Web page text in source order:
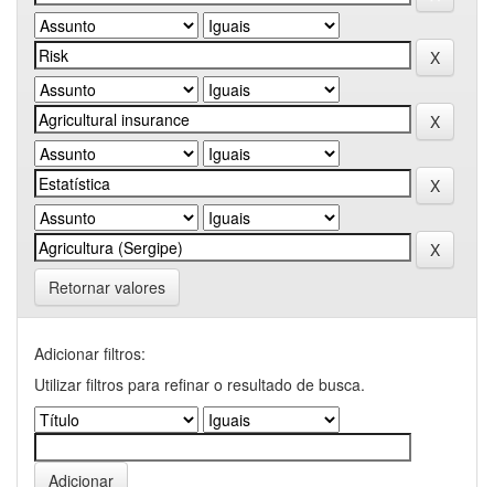
Retornar valores
Adicionar filtros:
Utilizar filtros para refinar o resultado de busca.